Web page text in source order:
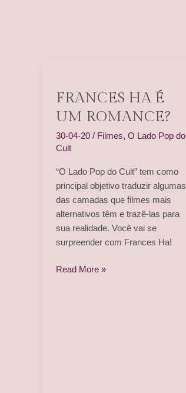
FRANCES HA É
UM ROMANCE?
30-04-20 / Filmes, O Lado Pop do
Cult
“O Lado Pop do Cult” tem como
principal objetivo traduzir algumas
das camadas que filmes mais
alternativos têm e trazê-las para
sua realidade. Você vai se
surpreender com Frances Ha!
Frances
Read More »